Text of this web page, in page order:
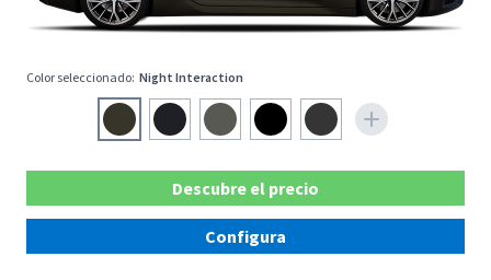
Color seleccionado: Night Interaction
Descubre el precio
Configura